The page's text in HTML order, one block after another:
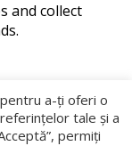
a-ți oferi o
tale și a
permiți
and collect
into a